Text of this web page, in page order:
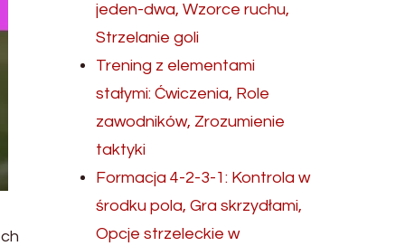
jeden-dwa, Wzorce ruchu,
Strzelanie goli
Trening z elementami
stałymi: Ćwiczenia, Role
zawodników, Zrozumienie
taktyki
Formacja 4-2-3-1: Kontrola w
środku pola, Gra skrzydłami,
Opcje strzeleckie w